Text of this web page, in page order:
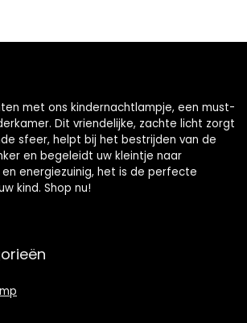
met ons kindernachtlampje, een must-
Dit vriendelijke, zachte licht zorgt
sfeer, helpt bij het bestrijden van de
en begeleidt uw kleintje naar
energiezuinig, het is de perfecte
kind. Shop nu!